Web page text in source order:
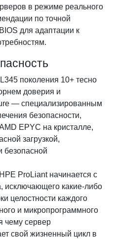
в режиме реального
по точной
для адаптации к
поколения 10+ тесно
доверия и
— специализированным
безопасности,
EPYC на кристалле,
загрузкой,
ProLiant начинается с
исключающего какие-либо
целостности каждого
и микропрограммного
чему сервер
свой жизненный цикл в